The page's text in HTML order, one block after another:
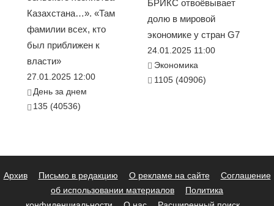
Казахстана…». «Там
фамилии всех, кто
был приближен к
власти»
27.01.2025 12:00
День за днем
135 (40536)
БРИКС отвоёвывает
долю в мировой
экономике у стран G7
24.01.2025 11:00
Экономика
1105 (40906)
Архив Письмо в редакцию О рекламе на сайте
Соглашение
об использовании материалов
Политика